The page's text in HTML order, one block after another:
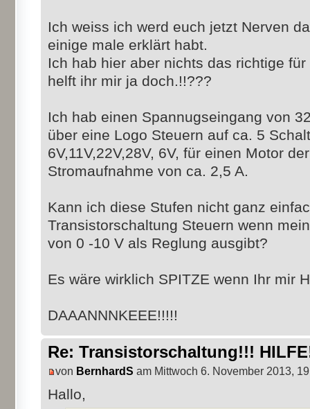
Ich weiss ich werd euch jetzt Nerven
einige male erklärt habt.
Ich hab hier aber nichts das richtige
helft ihr mir ja doch.!!???
Ich hab einen Spannugseingang von
über eine Logo Steuern auf ca. 5
6V,11V,22V,28V, 6V, für einen Motor
Stromaufnahme von ca. 2,5 A.
Kann ich diese Stufen nicht ganz
Transistorschaltung Steuern wenn
von 0 -10 V als Reglung ausgibt?
Es wäre wirklich SPITZE wenn Ihr mir
DAAANNNKEEE!!!!!
Re: Transistorschaltung!!!
von BernhardS am Mittwoch 6. November 2013,
Hallo,